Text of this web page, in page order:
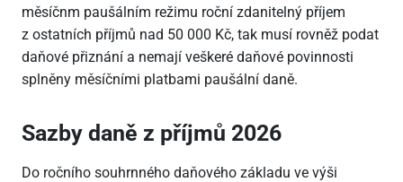
měsíčnm paušálním režimu roční zdanitelný příjem
z ostatních příjmů nad 50 000 Kč, tak musí rovněž podat
daňové přiznání a nemají veškeré daňové povinnosti
splněny měsíčními platbami paušální daně.
Sazby daně z příjmů 2026
Do ročního souhrnného daňového základu ve výši